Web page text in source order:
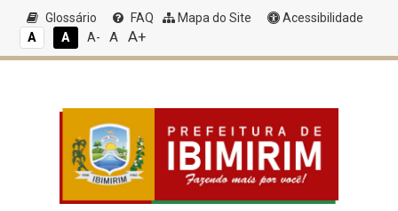
Glossário FAQ Mapa do Site
Acessibilidade
A
A A- A A+